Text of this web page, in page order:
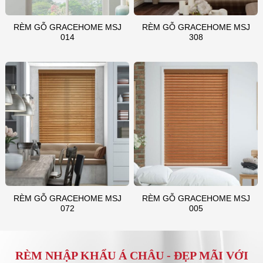
RÈM GỖ GRACEHOME MSJ
014
RÈM GỖ GRACEHOME MSJ
308
RÈM GỖ GRACEHOME MSJ
072
RÈM GỖ GRACEHOME MSJ
005
RÈM NHẬP KHẨU Á CHÂU - ĐẸP MÃI VỚI